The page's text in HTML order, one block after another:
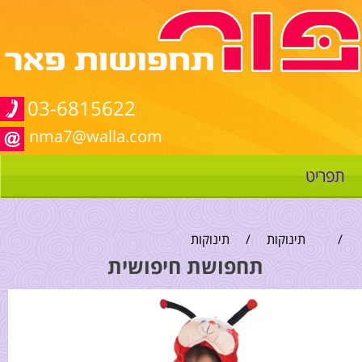
03-6815622
nma7@walla.com
תפריט
/ תינוקות / תינוקות
תחפושת חיפושית